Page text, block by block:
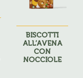
BISCOTTI
ALL’AVENA
CON
NOCCIOLE